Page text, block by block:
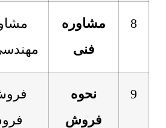
8
مشاوره
فنی
9
نحوه
فروش